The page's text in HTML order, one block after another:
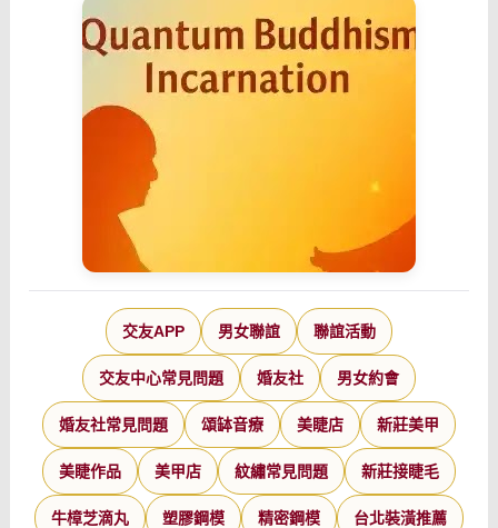
交友APP 男女聯誼 聯誼活動
交友中心常見問題 婚友社 男女約會
婚友社常見問題 頌缽音療 美睫店 新莊美甲
美睫作品 美甲店 紋繡常見問題 新莊接睫毛
牛樟芝滴丸 塑膠鋼模 精密鋼模 台北裝潢推薦